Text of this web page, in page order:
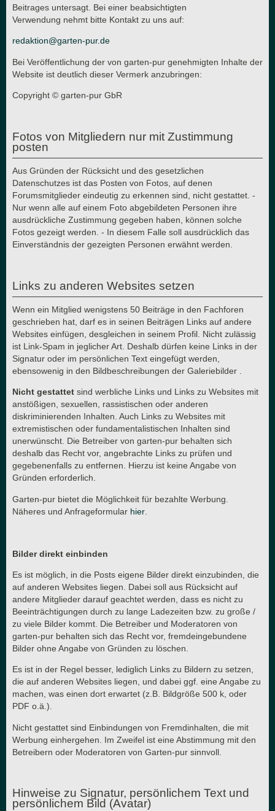
Beitrages untersagt. Bei einer beabsichtigten
Verwendung nehmt bitte Kontakt zu uns auf:
redaktion@garten-pur.de
Bei Veröffentlichung der von garten-pur genehmigten Inhalte der
Website ist deutlich dieser Vermerk anzubringen:
Copyright © garten-pur GbR
Fotos von Mitgliedern nur mit Zustimmung
posten
Aus Gründen der Rücksicht und des gesetzlichen
Datenschutzes ist das Posten von Fotos, auf denen
Forumsmitglieder eindeutig zu erkennen sind, nicht gestattet. -
Nur wenn alle auf einem Foto abgebildeten Personen ihre
ausdrückliche Zustimmung gegeben haben, können solche
Fotos gezeigt werden. - In diesem Falle soll ausdrücklich das
Einverständnis der gezeigten Personen erwähnt werden.
Links zu anderen Websites setzen
Wenn ein Mitglied wenigstens 50 Beiträge in den Fachforen
geschrieben hat, darf es in seinen Beiträgen Links auf andere
Websites einfügen, desgleichen in seinem Profil. Nicht zulässig
ist Link-Spam in jeglicher Art. Deshalb dürfen keine Links in der
Signatur oder im persönlichen Text eingefügt werden,
ebensowenig in den Bildbeschreibungen der Galeriebilder .
Nicht gestattet sind werbliche Links und Links zu Websites mit
anstößigen, sexuellen, rassistischen oder anderen
diskriminierenden Inhalten. Auch Links zu Websites mit
extremistischen oder fundamentalistischen Inhalten sind
unerwünscht. Die Betreiber von garten-pur behalten sich
deshalb das Recht vor, angebrachte Links zu prüfen und
gegebenenfalls zu entfernen. Hierzu ist keine Angabe von
Gründen erforderlich.
Garten-pur bietet die Möglichkeit für bezahlte Werbung.
Näheres und Anfrageformular hier
Bilder direkt einbinden
Es ist möglich, in die Posts eigene Bilder direkt einzubinden, die
auf anderen Websites liegen. Dabei soll aus Rücksicht auf
andere Mitglieder darauf geachtet werden, dass es nicht zu
Beeinträchtigungen durch zu lange Ladezeiten bzw. zu große /
zu viele Bilder kommt. Die Betreiber und Moderatoren von
garten-pur behalten sich das Recht vor, fremdeingebundene
Bilder ohne Angabe von Gründen zu löschen.
Es ist in der Regel besser, lediglich Links zu Bildern zu setzen,
die auf anderen Websites liegen, und dabei ggf. eine Angabe zu
machen, was einen dort erwartet (z.B. Bildgröße 500 k, oder
PDF o.ä.).
Nicht gestattet sind Einbindungen von Fremdinhalten, die mit
Werbung einhergehen. Im Zweifel ist eine Abstimmung mit den
Betreibern oder Moderatoren von Garten-pur sinnvoll.
Hinweise zu Signatur, persönlichem Text und
persönlichem Bild (Avatar)